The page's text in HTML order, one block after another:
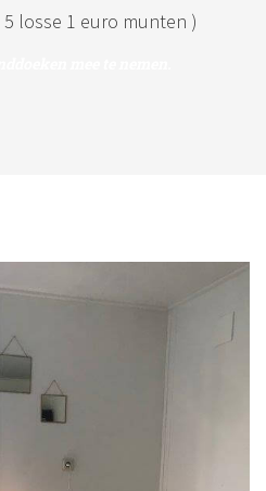
euro munten )